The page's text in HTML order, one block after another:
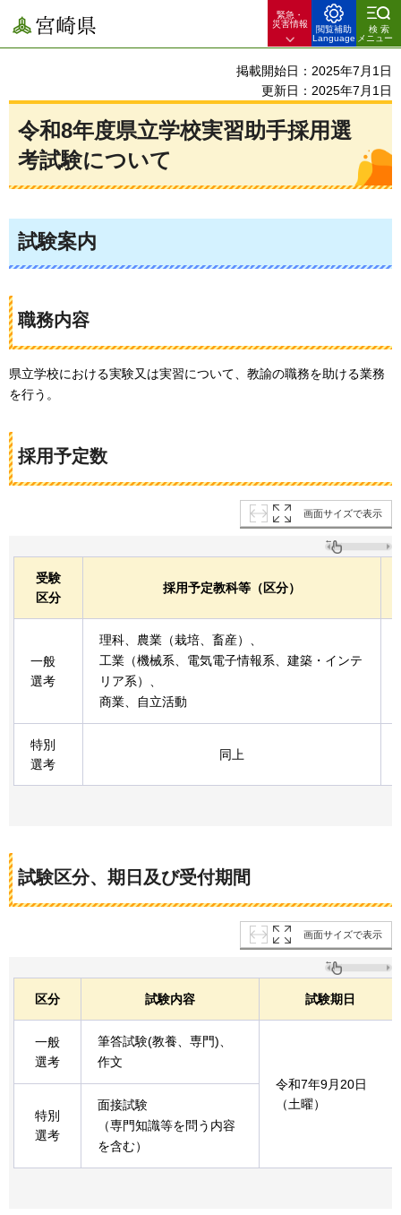
宮崎県
緊急・
災害情報
閲覧補助
Language
検索
メニュー
掲載開始日：2025年7月1日
更新日：2025年7月1日
令和8年度県立学校実習助手採用選
考試験について
試験案内
職務内容
県立学校における実験又は実習について、教諭の職務を助ける業務
を行う。
採用予定数
画面サイズで表示
受験
区分
採用予定教科等（区分）
一般
選考
理科、農業（栽培、畜産）、
工業（機械系、電気電子情報系、建築・インテ
リア系）、
商業、自立活動
特別
選考
同上
試験区分、期日及び受付期間
画面サイズで表示
区分 試験内容 試験期日
一般
選考
筆答試験(教養、専門)、
作文
令和7年9月20日
（土曜）
特別
選考
面接試験
（専門知識等を問う内容
を含む）